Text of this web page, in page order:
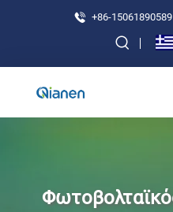
+86-15061890589